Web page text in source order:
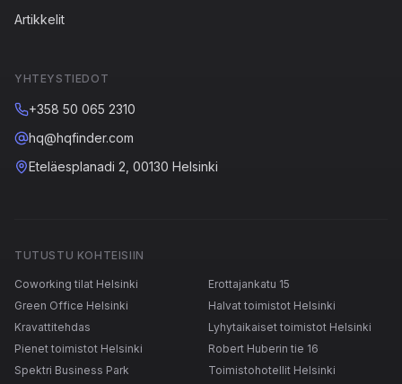
Artikkelit
YHTEYSTIEDOT
+358 50 065 2310
hq@hqfinder.com
Eteläesplanadi 2, 00130 Helsinki
TUTUSTU KOHTEISIIN
Coworking tilat Helsinki
Erottajankatu 15
Green Office Helsinki
Halvat toimistot Helsinki
Kravattitehdas
Lyhytaikaiset toimistot Helsinki
Pienet toimistot Helsinki
Robert Huberin tie 16
Spektri Business Park
Toimistohotellit Helsinki